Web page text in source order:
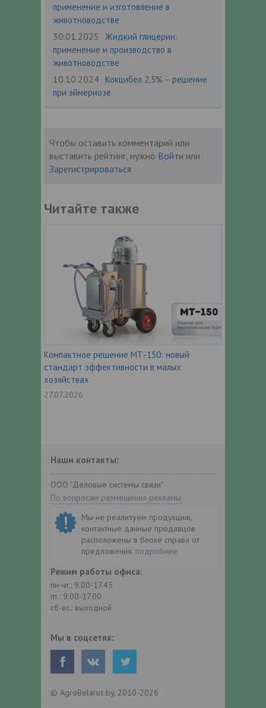
применение и изготовление в
животноводстве
30.01.2025
Жидкий глицерин:
применение и производство в
животноводстве
10.10.2024 Кокцибел 2,5% – решение
при эймериозе
Чтобы оставить комментарий или
выставить рейтинг, нужно Войти или
Зарегистрироваться
Читайте также
Компактное решение МТ-150: новый
стандарт эффективности в малых
хозяйствах
27.07.2026
Наши контакты:
ООО "Деловые системы связи"
По вопросам размещения рекламы
Мы не реализуем продукцию,
контактные данные продавцов
расположены в блоке справа от
предложения. подробнее
Режим работы офиса:
пн-чт.: 9.00-17.45
пт.: 9.00-17.00
сб-вс.: выходной
Мы в соцсетях:
© AgroBelarus.by, 2010-2026